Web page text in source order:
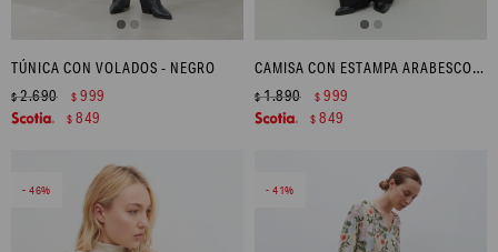
TÚNICA CON VOLADOS - NEGRO
$2.690 $ 999
$ 849
CAMISA CON ESTAMPA ARABESCOS - NEGRO
$1.890 $ 999
$ 849
46 41